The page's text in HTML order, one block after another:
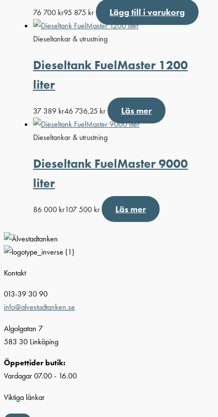
76 700 kr95 875 kr Lägg till i varukorg
Dieseltankar & utrustning
Dieseltank FuelMaster 1200
liter
37 389 kr46 736,25 kr Läs mer
Dieseltankar & utrustning
Dieseltank FuelMaster 9000
liter
86 000 kr107 500 kr Läs mer
Kontakt
013-39 30 90
info@alvestadtanken.se
Algolgatan 7
583 30 Linköping
Öppettider butik:
Vardagar 07.00 - 16.00
Viktiga länkar